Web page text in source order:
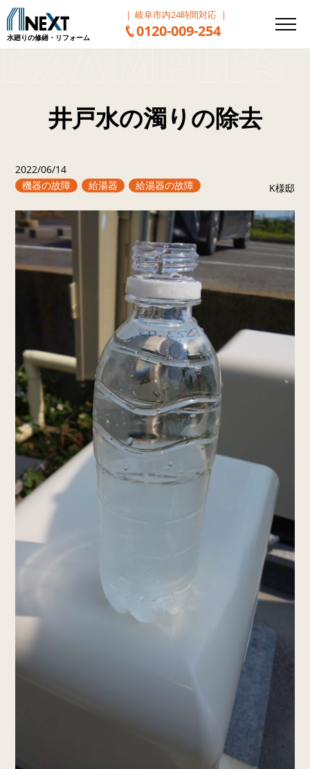
水廻りの修繕・リフォーム
岐阜市内24時間対応
0120-009-254
井戸水の濁りの除去
2022/06/14
機器の故障
給湯器 給湯器の故障 K様邸